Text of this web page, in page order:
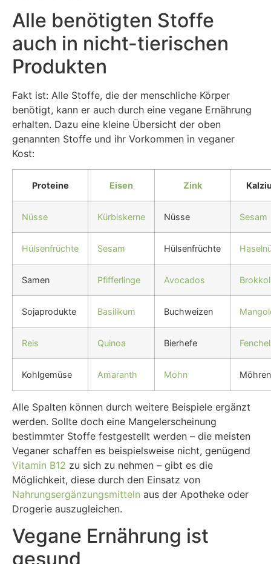
Alle benötigten Stoffe
auch in nicht-tierischen
Produkten
Fakt ist: Alle Stoffe, die der menschliche Körper
benötigt, kann er auch durch eine vegane Ernährung
erhalten. Dazu eine kleine Übersicht der oben
genannten Stoffe und ihr Vorkommen in veganer
Kost:
Proteine Eisen Zink
Nüsse Kürbiskerne Nüsse Sesam
Hülsenfrüchte Sesam Hülsenfrüchte
Samen Pfifferlinge Avocados
Sojaprodukte Basilikum Buchweizen
Reis Quinoa Bierhefe Fenchel
Kohlgemüse Amaranth Mohn Möhren
Alle Spalten können durch weitere Beispiele ergänzt
werden. Sollte doch eine Mangelerscheinung
bestimmter Stoffe festgestellt werden – die meisten
Veganer schaffen es beispielsweise nicht, genügend
Vitamin B12 zu sich zu nehmen – gibt es die
Möglichkeit, diese durch den Einsatz von
Nahrungsergänzungsmitteln aus der Apotheke oder
Drogerie auszugleichen.
Vegane Ernährung ist
gesund